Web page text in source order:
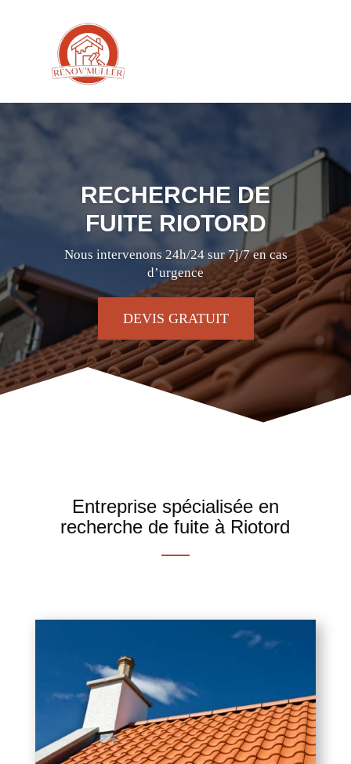
RECHERCHE DE
FUITE RIOTORD
Nous intervenons 24h/24 sur 7j/7 en cas
d’urgence
DEVIS GRATUIT
Entreprise spécialisée en
recherche de fuite à Riotord